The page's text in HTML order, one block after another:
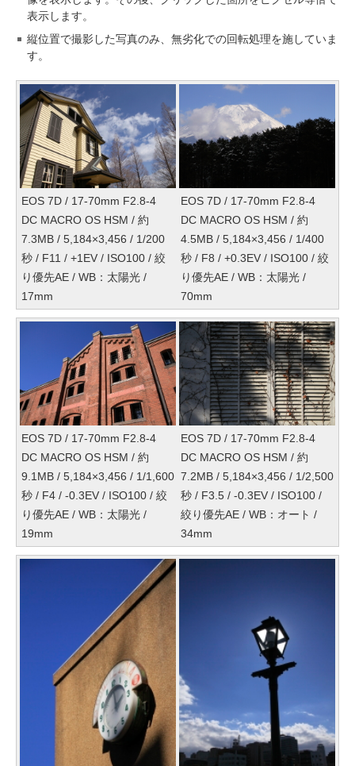
表示します。
縦位置で撮影した写真のみ、無劣化での回転処理を施していま
す。
EOS 7D / 17-70mm F2.8-4
DC MACRO OS HSM / 約
7.3MB / 5,184×3,456 / 1/200
秒 / F11 / +1EV / ISO100 / 絞
り優先AE / WB：太陽光 /
17mm
EOS 7D / 17-70mm F2.8-4
DC MACRO OS HSM / 約
4.5MB / 5,184×3,456 / 1/400
秒 / F8 / +0.3EV / ISO100 / 絞
り優先AE / WB：太陽光 /
70mm
EOS 7D / 17-70mm F2.8-4
DC MACRO OS HSM / 約
9.1MB / 5,184×3,456 / 1/1,600
秒 / F4 / -0.3EV / ISO100 / 絞
り優先AE / WB：太陽光 /
19mm
EOS 7D / 17-70mm F2.8-4
DC MACRO OS HSM / 約
7.2MB / 5,184×3,456 / 1/2,500
秒 / F3.5 / -0.3EV / ISO100 /
絞り優先AE / WB：オート /
34mm